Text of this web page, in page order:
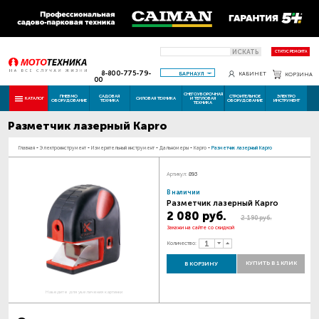
ИСКАТЬ СТАТУС РЕМОНТА
8-800-775-79-
00
БАРНАУЛ КАБИНЕТ КОРЗИНА
КАТАЛОГ ПНЕВМО
ОБОРУДОВАНИЕ
САДОВАЯ
ТЕХНИКА СИЛОВАЯ ТЕХНИКА
СНЕГОУБОРОЧНАЯ
И ТЕПЛОВАЯ
ТЕХНИКА
СТРОИТЕЛЬНОЕ
ОБОРУДОВАНИЕ
ЭЛЕКТРО
ИНСТРУМЕНТ
Разметчик лазерный Kapro
Главная - Электроинструмент - Измерительный инструмент - Дальномеры - Kapro - Разметчик лазерный Kapro
Наведите для увеличения картинки
Артикул: 893
В наличии
Разметчик лазерный Kapro
2 080 руб. 2 190 руб.
Закажи на сайте со скидкой
Количество:
В КОРЗИНУ КУПИТЬ В 1 КЛИК